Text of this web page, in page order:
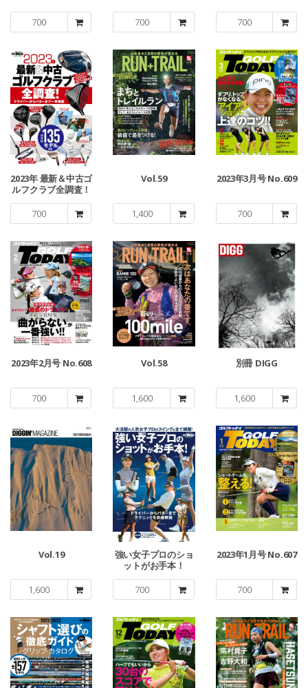
700 700 700
2023年 最新＆中古ゴ
ルフクラブ全調査！
700
Vol.59
1,400
2023年3月号 No.609
700
2023年2月号 No.608
700
Vol.58
1,600
別冊 DIGG
1,600
Vol.19
1,600
強い女子プロのショ
ットがお手本！
700
2023年1月号 No.607
700